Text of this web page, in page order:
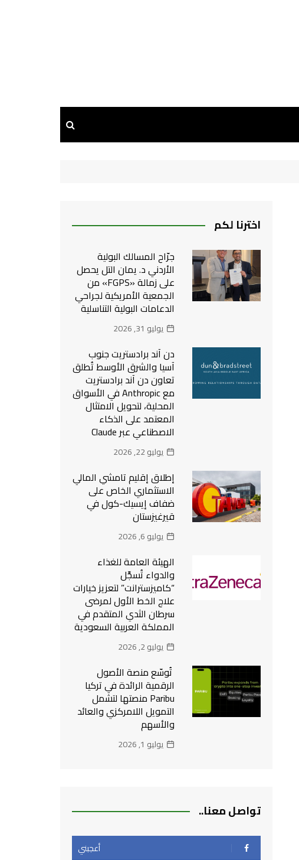
اخترنا لكم
جرّاح المسالك البولية
الأردني د. يمان التل يحصل
على زمالة «FGPS» من
الجمعية الأمريكية لجراحي
الدعامات البولية التناسلية
يوليو 31, 2026
دن آند برادستريت جنوب
آسيا والشرق الأوسط تُطلق
تعاون دن آند برادستريت
مع Anthropic في الأسواق
المحلية، لتحويل الامتثال
المعتمد على الذكاء
الاصطناعي عبر Claude
يوليو 22, 2026
إطلاق إقليم تامشي المالي
الاستثماري الخاص على
ضفاف إيسيك-كول في
قيرغيزستان
يوليو 6, 2026
الهيئة العامة للغذاء
والدواء تُسجِّل
“كاميزسترانت” لتعزيز خيارات
علاج الخط الأول لمرضى
سرطان الثدي المتقدم في
المملكة العربية السعودية
يوليو 2, 2026
تُوسّع منصة الأصول
الرقمية الرائدة في تركيا
Paribu منصتها لتشمل
التمويل اللامركزي والعائد
والأسهم
يوليو 1, 2026
تواصل معنا..
أعجبني